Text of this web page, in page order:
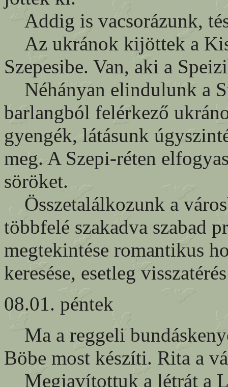
Addig is vacsorázunk,
Az ukránok kijöttek a
Szepesibe. Van, aki a
Néhányan elindulunk a
barlangból felérkező
gyengék, látásunk
meg. A Szepi-réten
söröket.
Összetalálkozunk a
többfelé szakadva szabad
megtekintése romantikus
keresése, esetleg
08.01. péntek
Ma a reggeli
Böbe most készíti. Rita a
Megjavítottuk a létrát a